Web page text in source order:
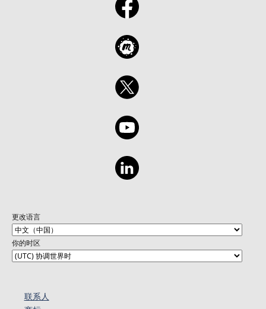
更改语言
你的时区
联系人